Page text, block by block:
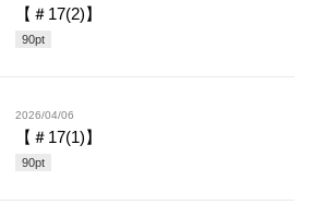
【＃17(2)】
90pt
2026/04/06
【＃17(1)】
90pt